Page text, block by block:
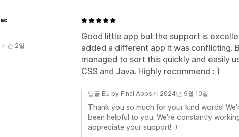
Good little app but the support is
added a different app it was conflicting.
managed to sort this quickly and easily
CSS and Java. Highly recommend : )
간 2일
답글 EU by Final Apps개 2024년 9월 10일
Thank you so much for your kind words!
been helpful to you. We're constantly
appreciate your support! :)